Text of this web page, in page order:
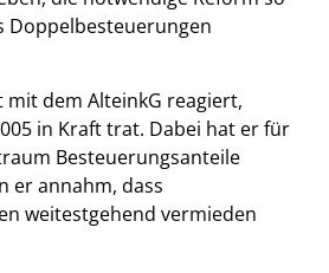
Doppelbesteuerungen
mit dem AlteinkG reagiert,
in Kraft trat. Dabei hat er für
Besteuerungsanteile
er annahm, dass
weitestgehend vermieden